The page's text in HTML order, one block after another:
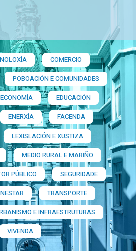
COMERCIO
POBOACIÓN E COMUNIDADES
ECONOMÍA
EDUCACIÓN
ENERXÍA
FACENDA
LEXISLACIÓN E XUSTIZA
MEDIO RURAL E MARIÑO
PÚBLICO
SEGURIDADE
TRANSPORTE
E INFRAESTRUTURAS
VIVENDA